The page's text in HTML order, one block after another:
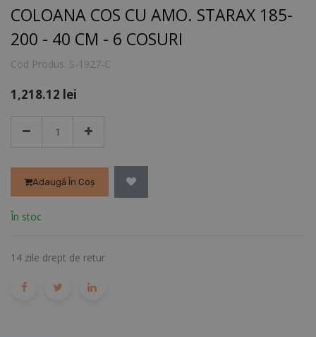
COLOANA COS CU AMO. STARAX 185-
200 - 40 CM - 6 COSURI
Cod Produs: S-1927-C
1,218.12 lei
Adaugă În Coș
În stoc
14 zile drept de retur